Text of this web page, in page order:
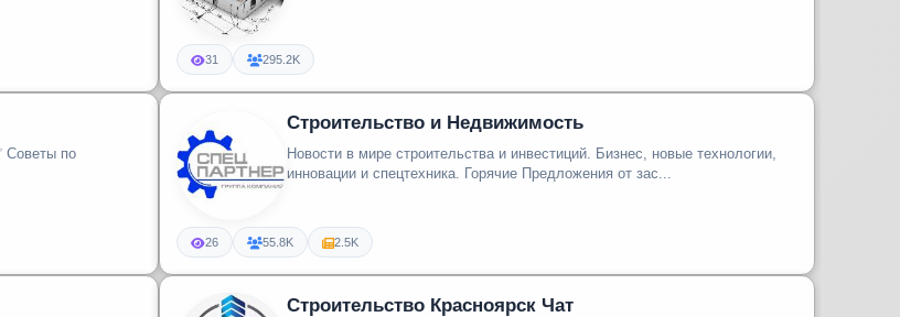
31 295.2K
Строительство и Недвижимость
Новости в мире строительства и инвестиций. Бизнес, новые технологии,
инновации и спецтехника. Горячие Предложения от зас...
26 55.8K 2.5K
Строительство Красноярск Чат